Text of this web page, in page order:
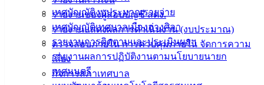
รายงานของผู้สอบบัญชี สตง.
รายงานแสดงผลการดำเนินงาน (งบประมาณ)
ตรวจสอบภายใน การควบคุมภายใน จัดการความ
เสี่ยง
กิจการสภาเทศบาล
เทศบัญญัติงบประมาณรายจ่าย
เทศบัญญัติเทศบาลเมืองอ่างศิลา
รายงานการติดตามและประเมินผลฯ
รายงานผลการปฏิบัติงานตามนโยบายนายก
เทศมนตรี
142-100-104
บริการ
ประชาชน